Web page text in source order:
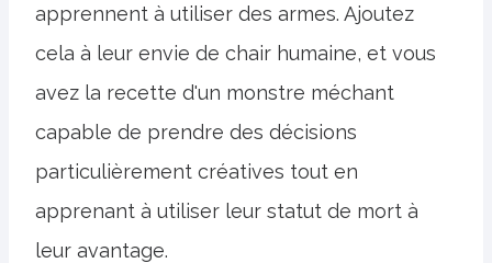
apprennent à utiliser des armes. Ajoutez
cela à leur envie de chair humaine, et vous
avez la recette d'un monstre méchant
capable de prendre des décisions
particulièrement créatives tout en
apprenant à utiliser leur statut de mort à
leur avantage.